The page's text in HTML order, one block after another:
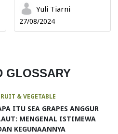
Yuli Tiarni
27/08/2024
GLOSSARY
& VEGETABLE
ITU SEA GRAPES ANGGUR
MENGENAL ISTIMEWA
KEGUNAANNYA